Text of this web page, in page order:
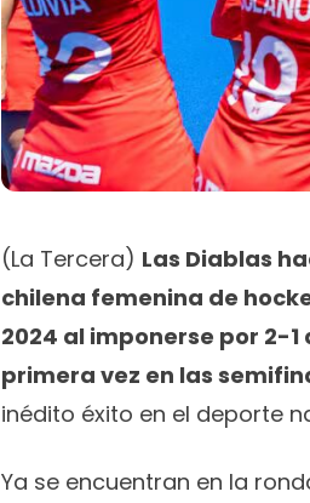
(La Tercera) Las Diablas
chilena femenina de
2024 al imponerse por 2-
primera vez en las
inédito éxito en el deporte
Ya se encuentran en la